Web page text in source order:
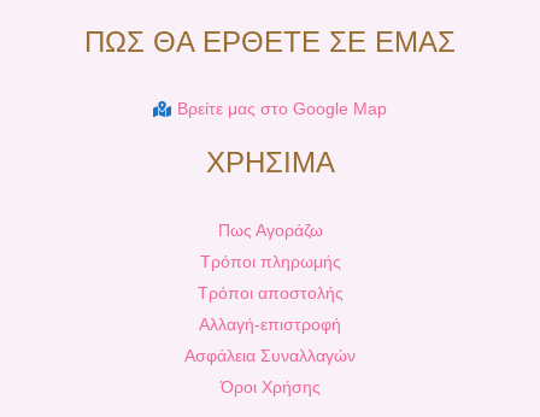
ΠΩΣ ΘΑ ΕΡΘΕΤΕ ΣΕ ΕΜΑΣ
Βρείτε μας στο Google Map
ΧΡΗΣΙΜΑ
Πως Αγοράζω
Τρόποι πληρωμής
Τρόποι αποστολής
Αλλαγή-επιστροφή
Ασφάλεια Συναλλαγών
Όροι Χρήσης